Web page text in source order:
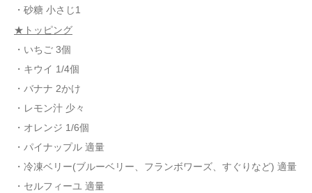
・砂糖 小さじ1
★トッピング
・いちご 3個
・キウイ 1/4個
・バナナ 2かけ
・レモン汁 少々
・オレンジ 1/6個
・パイナップル 適量
・冷凍ベリー(ブルーベリー、フランボワーズ、すぐりなど) 適量
・セルフィーユ 適量